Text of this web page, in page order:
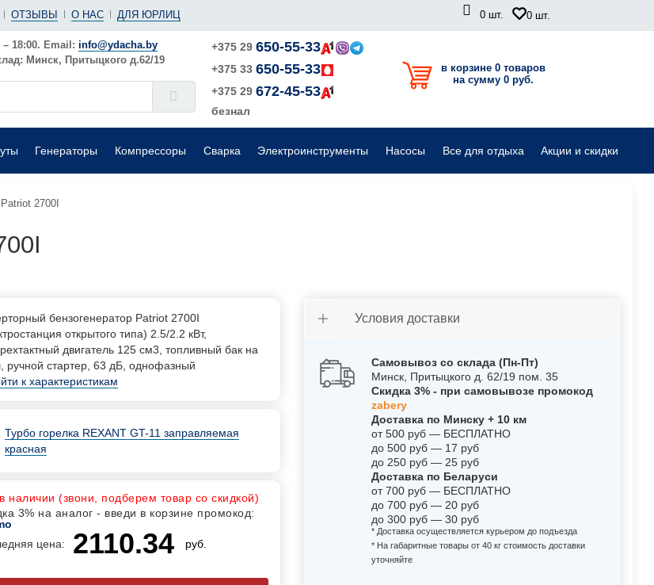
ОТЗЫВЫ О НАС ДЛЯ ЮРЛИЦ 0 шт. 0 шт.
18:00. Email: info@ydacha.by
Минск, Притыцкого д.62/19
+375 29 650-55-33
+375 33 650-55-33
+375 29 672-45-53
безнал
в корзине 0 товаров
на сумму 0 руб.
Электрические
Садовые измельчители
Комплектующие для садовой техники
Генераторы Компрессоры Сварка Электроинструменты
Шлифовальные машины
Насосы
Поверхностные
Все для отдыха Акции и скидки
2700I
бензогенератор Patriot 2700I
открытого типа) 2.5/2.2 кВт,
двигатель 125 см3, топливный бак на
ручной стартер, 63 дБ, однофазный
к характеристикам
Турбо горелка REXANT GT-11 заправляемая
красная
наличии (звони, подберем товар со скидкой)
3% на аналог - введи в корзине промокод:
цена:
2110.34 руб.
Условия доставки
Самовывоз со склада (Пн-Пт)
Минск, Притыцкого д. 62/19 пом. 35
Скидка 3% - при самовывозе промокод
zabery
Доставка по Минску + 10 км
от 500 руб — БЕСПЛАТНО
до 500 руб — 17 руб
до 250 руб — 25 руб
Доставка по Беларуси
от 700 руб — БЕСПЛАТНО
до 700 руб — 20 руб
до 300 руб — 30 руб
* Доставка осуществляется курьером до подъезда
* На габаритные товары от 40 кг стоимость доставки
уточняйте